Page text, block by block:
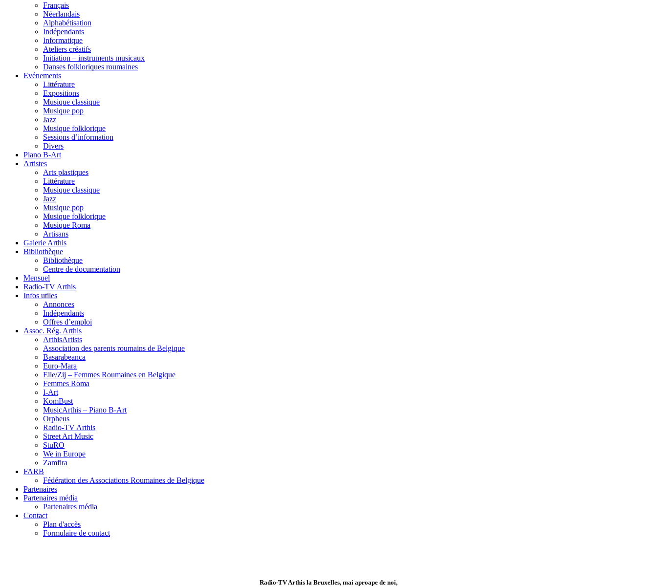
Français
Néerlandais
Alphabétisation
Indépendants
Informatique
Ateliers créatifs
Initiation – instruments musicaux
Danses folkloriques roumaines
Evénements
Littérature
Expositions
Musique classique
Musique pop
Jazz
Musique folklorique
Sessions d’information
Divers
Piano B-Art
Artistes
Arts plastiques
Littérature
Musique classique
Jazz
Musique pop
Musique folklorique
Musique Roma
Artisans
Galerie Arthis
Bibliothèque
Bibliothèque
Centre de documentation
Mensuel
Radio-TV Arthis
Infos utiles
Annonces
Indépendants
Offres d’emploi
Assoc. Rég. Arthis
ArthisArtists
Association des parents roumains de Belgique
Basarabeanca
Euro-Mara
Elle/Zij – Femmes Roumaines en Belgique
Femmes Roma
I-Art
KomBust
MusicArthis – Piano B-Art
Orpheus
Radio-TV Arthis
Street Art Music
StuRO
We in Europe
Zamfira
FARB
Fédération des Associations Roumaines de Belgique
Partenaires
Partenaires média
Partenaires média
Contact
Plan d'accès
Formulaire de contact
Radio-TV Arthis la Bruxelles, mai aproape de noi,